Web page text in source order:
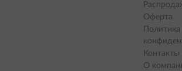
Оферта
Политика
Контакты
О